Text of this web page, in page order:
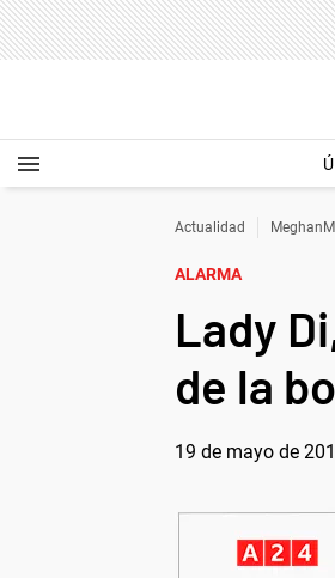
Actualidad
ALARMA
Lady
de la
19 de mayo de